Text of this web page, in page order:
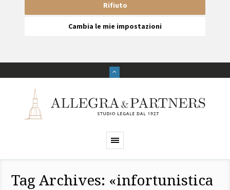
Rifiuto
Cambia le mie impostazioni
Tag Archives: «infortunistica